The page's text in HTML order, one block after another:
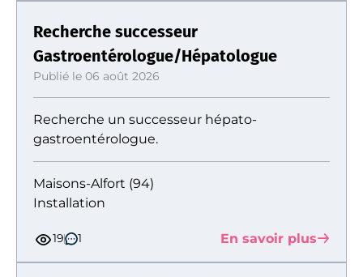
Recherche successeur
Gastroentérologue/Hépatologue
Publié le 06 août 2026
Recherche un successeur hépato-
gastroentérologue.
Maisons-Alfort (94)
Installation
19 1 En savoir plus